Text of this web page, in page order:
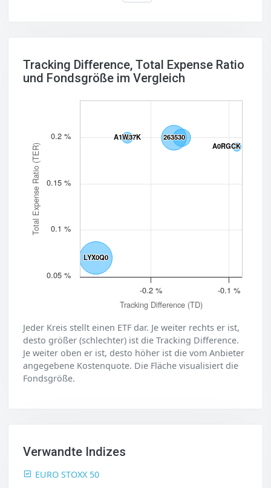
Tracking Difference, Total Expense Ratio
und Fondsgröße im Vergleich
Tracking Difference (TD)
Total Expense Ratio (TER)
263530
263530
A1W37K
A1W37K
A0RGCK
A0RGCK
LYX0Q0
LYX0Q0
-0.2 % -0.1 %
0.05 %
0.1 %
0.15 %
0.2 %
Jeder Kreis stellt einen ETF dar. Je weiter rechts er ist,
desto größer (schlechter) ist die Tracking Difference.
Je weiter oben er ist, desto höher ist die vom Anbieter
angegebene Kostenquote. Die Fläche visualisiert die
Fondsgröße.
Verwandte Indizes
EURO STOXX 50